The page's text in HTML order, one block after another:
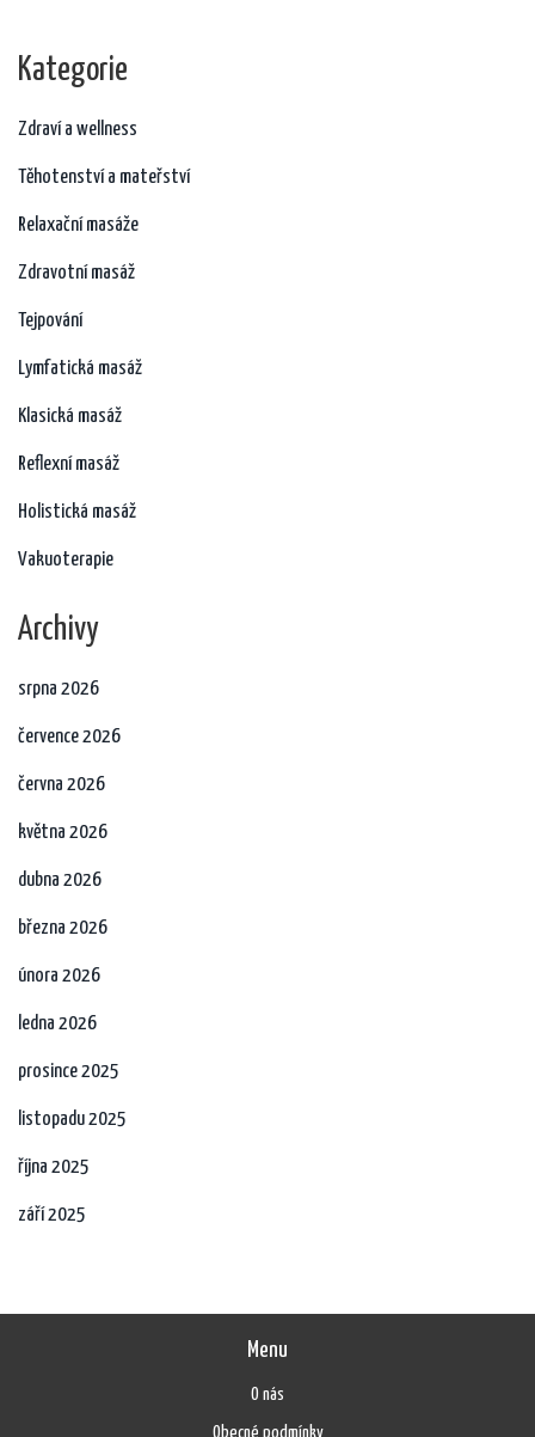
Kategorie
Zdraví a wellness
Těhotenství a mateřství
Relaxační masáže
Zdravotní masáž
Tejpování
Lymfatická masáž
Klasická masáž
Reflexní masáž
Holistická masáž
Vakuoterapie
Archivy
srpna 2026
července 2026
června 2026
května 2026
dubna 2026
března 2026
února 2026
ledna 2026
prosince 2025
listopadu 2025
října 2025
září 2025
Menu
O nás
Obecné podmínky